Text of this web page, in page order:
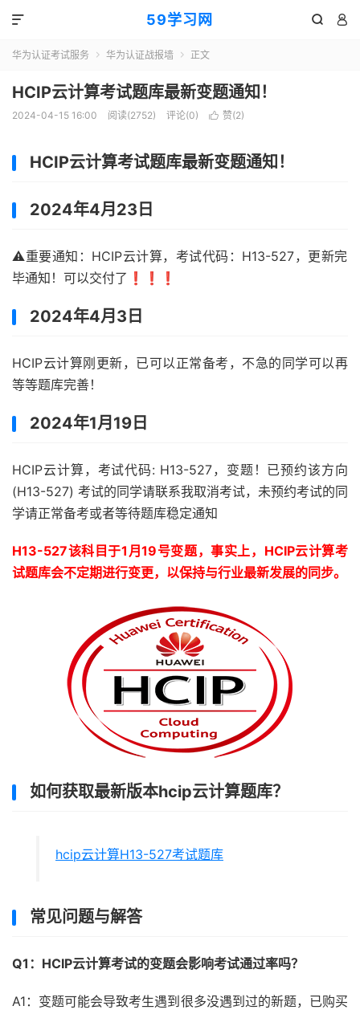
59学习网  

华为认证考试服务  华为认证战报墙  正文
HCIP云计算考试题库最新变题通知！
2024-04-15 16:00 阅读(2752) 评论(0)  赞(2)
HCIP云计算考试题库最新变题通知！
2024年4月23日
⚠️重要通知：HCIP云计算，考试代码：H13-527，更新完
毕通知！可以交付了❗️❗️❗️
2024年4月3日
HCIP云计算刚更新，已可以正常备考，不急的同学可以再
等等题库完善！
2024年1月19日
HCIP云计算，考试代码: H13-527，变题！已预约该方向
(H13-527) 考试的同学请联系我取消考试，未预约考试的同
学请正常备考或者等待题库稳定通知
H13-527该科目于1月19号变题，事实上，HCIP云计算考
试题库会不定期进行变更，以保持与行业最新发展的同步。
如何获取最新版本hcip云计算题库？
hcip云计算H13-527考试题库
常见问题与解答
Q1：HCIP云计算考试的变题会影响考试通过率吗？
A1：变题可能会导致考生遇到很多没遇到过的新题，已购买